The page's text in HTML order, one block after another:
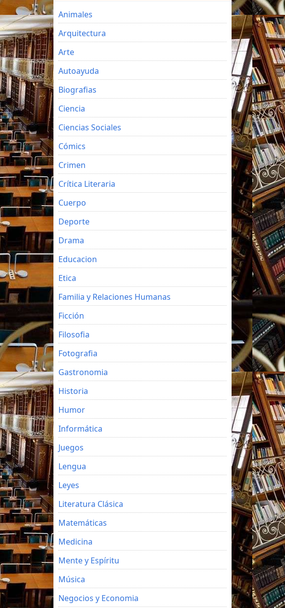
Animales
Arquitectura
Arte
Autoayuda
Biografias
Ciencia
Ciencias Sociales
Cómics
Crimen
Crítica Literaria
Cuerpo
Deporte
Drama
Educacion
Etica
Familia y Relaciones Humanas
Ficción
Filosofia
Fotografia
Gastronomia
Historia
Humor
Informática
Juegos
Lengua
Leyes
Literatura Clásica
Matemáticas
Medicina
Mente y Espíritu
Música
Negocios y Economia